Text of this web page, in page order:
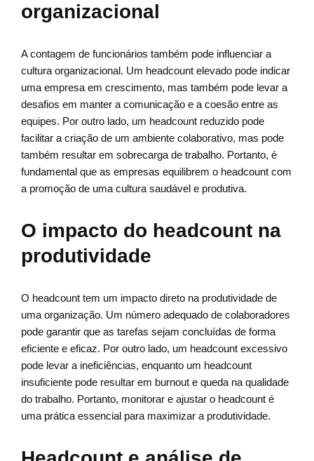
organizacional
A contagem de funcionários também pode influenciar a
cultura organizacional. Um headcount elevado pode indicar
uma empresa em crescimento, mas também pode levar a
desafios em manter a comunicação e a coesão entre as
equipes. Por outro lado, um headcount reduzido pode
facilitar a criação de um ambiente colaborativo, mas pode
também resultar em sobrecarga de trabalho. Portanto, é
fundamental que as empresas equilibrem o headcount com
a promoção de uma cultura saudável e produtiva.
O impacto do headcount na
produtividade
O headcount tem um impacto direto na produtividade de
uma organização. Um número adequado de colaboradores
pode garantir que as tarefas sejam concluídas de forma
eficiente e eficaz. Por outro lado, um headcount excessivo
pode levar a ineficiências, enquanto um headcount
insuficiente pode resultar em burnout e queda na qualidade
do trabalho. Portanto, monitorar e ajustar o headcount é
uma prática essencial para maximizar a produtividade.